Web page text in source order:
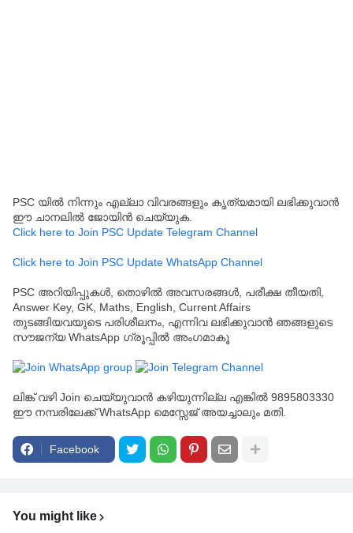
PSC യിൽ നിന്നും എല്ലാ വിവരങ്ങളും കൃത്യമായി ലഭിക്കുവാൻ
ഈ ചാനലിൽ ജോയിൻ ചെയ്യുക.
Click here to Join PSC Update Telegram Channel
Click here to Join PSC Update WhatsApp Channel
PSC അറിയിപ്പുകൾ, തൊഴിൽ അവസരങ്ങൾ, പരീക്ഷ തീയതി,
Answer Key, GK, Maths, English, Current Affairs
തുടങ്ങിയവയുടെ പരിശീലനം, എന്നിവ ലഭിക്കുവാൻ ഞങ്ങളുടെ
സൗജന്യ WhatsApp ഗ്രൂപ്പിൽ അംഗമാകൂ
ലിങ്ക് വഴി Join ചെയ്യുവാൻ കഴിയുന്നില്ല എങ്കിൽ 9895803330
ഈ നമ്പരിലേക്ക് WhatsApp മെസ്സേജ് അയച്ചാലും മതി.
Facebook
You might like